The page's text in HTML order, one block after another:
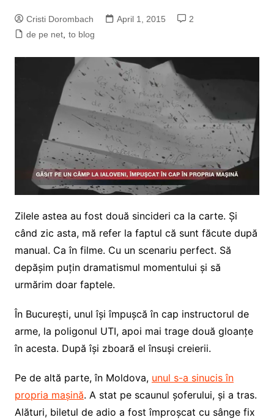
Cristi Dorombach April 1, 2015
2
de pe net, to blog
Zilele astea au fost două sincideri ca la carte. Și
când zic asta, mă refer la faptul că sunt făcute după
manual. Ca în filme. Cu un scenariu perfect. Să
depășim puțin dramatismul momentului și să
urmărim doar faptele.
În București, unul își împușcă în cap instructorul de
arme, la poligonul UTI, apoi mai trage două gloanțe
în acesta. După își zboară el însuși creierii.
Pe de altă parte, în Moldova, unul s-a sinucis în
propria mașină. A stat pe scaunul șoferului, și a tras.
Alături, biletul de adio a fost împroșcat cu sânge fix